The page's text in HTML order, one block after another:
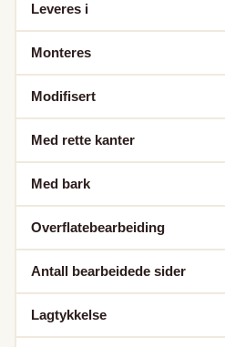
Leveres i
Monteres
Modifisert
Med rette kanter
Med bark
Overflatebearbeiding
Antall bearbeidede sider
Lagtykkelse